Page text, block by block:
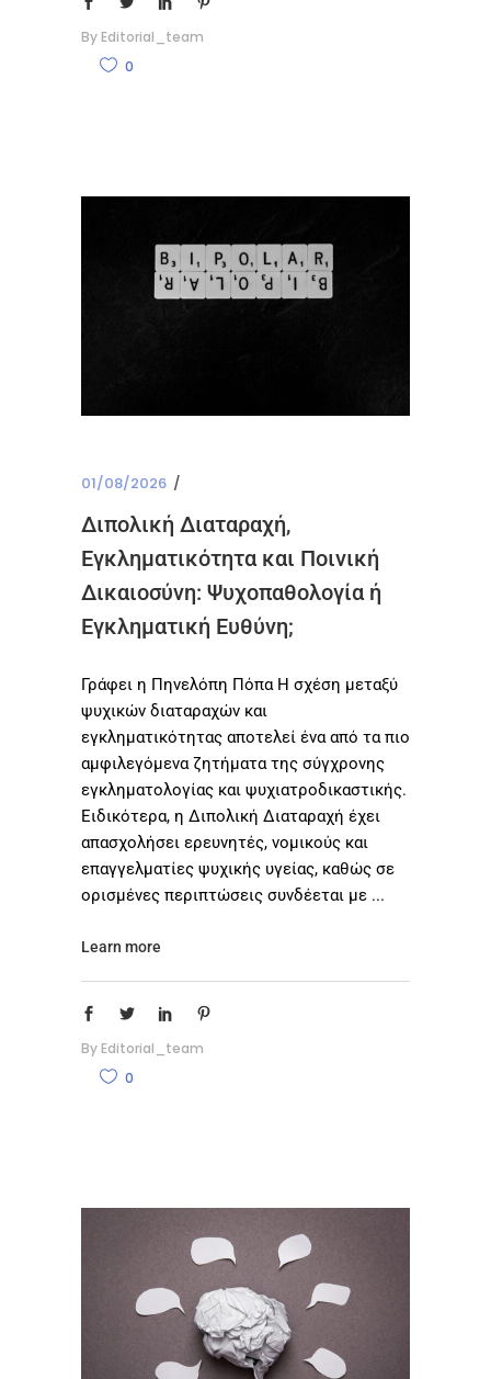
By Editorial_team
0
01/08/2026
Διπολική Διαταραχή,
Εγκληματικότητα και Ποινική
Δικαιοσύνη: Ψυχοπαθολογία ή
Εγκληματική Ευθύνη;
Γράφει η Πηνελόπη Πόπα Η σχέση μεταξύ
ψυχικών διαταραχών και
εγκληματικότητας αποτελεί ένα από τα πιο
αμφιλεγόμενα ζητήματα της σύγχρονης
εγκληματολογίας και ψυχιατροδικαστικής.
Ειδικότερα, η Διπολική Διαταραχή έχει
απασχολήσει ερευνητές, νομικούς και
επαγγελματίες ψυχικής υγείας, καθώς σε
ορισμένες περιπτώσεις συνδέεται με
Learn more
By Editorial_team
0